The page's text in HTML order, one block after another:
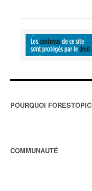
POURQUOI FORESTOPIC
COMMUNAUTÉ